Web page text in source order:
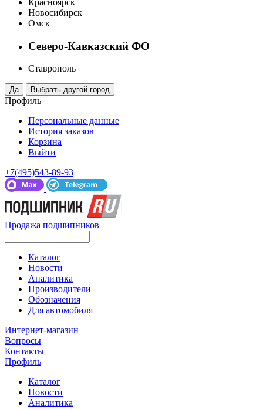
Новосибирск
Омск
Северо-Кавказский ФО
Ставрополь
Профиль
Персональные данные
История заказов
Корзина
Выйти
+7(495)543-89-93
Продажа подшипников
Каталог
Новости
Аналитика
Производители
Обозначения
Для автомобиля
Интернет-магазин
Вопросы
Контакты
Профиль
Каталог
Новости
Аналитика